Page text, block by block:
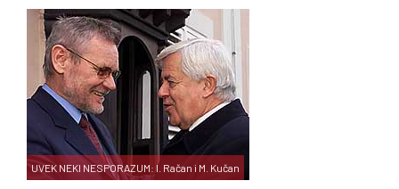
UVEK NEKI NESPORAZUM: I. Račan i M. Kučan